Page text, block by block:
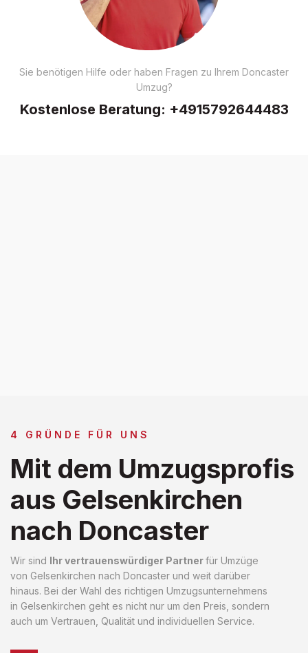
Sie benötigen Hilfe oder haben Fragen zu Ihrem Doncaster
Umzug?
Kostenlose Beratung: +4915792644483
4 GRÜNDE FÜR UNS
Mit dem Umzugsprofis
aus Gelsenkirchen
nach Doncaster
Wir sind Ihr vertrauenswürdiger Partnerfür Umzüge
von Gelsenkirchen nach Doncaster und weit darüber
hinaus. Bei der Wahl des richtigen Umzugsunternehmens
in Gelsenkirchen geht es nicht nur um den Preis, sondern
auch um Vertrauen, Qualität und individuellen Service.